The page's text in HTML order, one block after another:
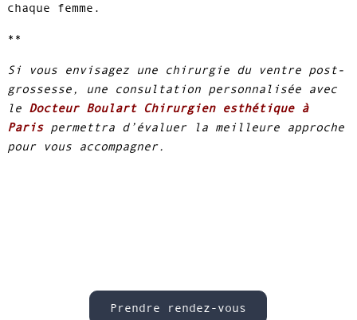
chaque femme.
**
Si vous envisagez une chirurgie du ventre post-
grossesse, une consultation personnalisée avec
le Docteur Boulart Chirurgien esthétique à
Parispermettra d’évaluer la meilleure approche
pour vous accompagner.
Prendre rendez-vous